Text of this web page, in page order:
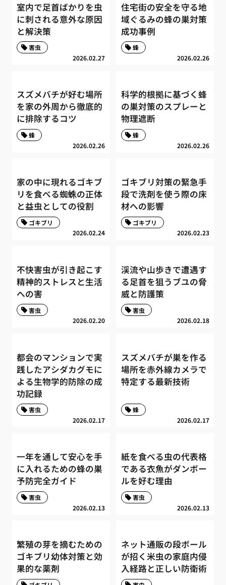
室内で足首ばかりを虫
に刺される意外な原因
と解決策
2026.02.27
害虫
住宅街の安全を守る地
域ぐるみの蜂の巣対策
成功事例
2026.02.26
蜂
スズメバチが好む場所
を家の外周から徹底的
に排除するコツ
2026.02.26
蜂
科学的根拠に基づく蜂
の巣対策のスプレーと
物理遮断
2026.02.26
蜂
家の中に現れるゴキブ
リを食べる蜘蛛の正体
と益虫としての役割
2026.02.24
ゴキブリ
ゴキブリ対策の緊急手
段で洗剤を使う際の床
材への影響
2026.02.23
ゴキブリ
不快害虫が引き起こす
精神的ストレスと生活
への害
2026.02.20
害虫
渓流や山歩きで遭遇す
る足首を狙うブユの脅
威と防護策
2026.02.18
害虫
都会のマンションで実
践したアシダカグモに
よる生物学的防除の成
功記録
2026.02.17
害虫
スズメバチが巣を作る
場所を赤外線カメラで
特定する最新技術
2026.02.17
蜂
一年を通して安心を手
に入れるための蜂の巣
予防完全ガイド
2026.02.13
害虫
紙を食べる虫の代表格
である衣魚がダンボー
ルを好む理由
2026.02.13
害虫
繁殖の芽を摘むための
ゴキブリ幼体対策と効
果的な薬剤
ネット通販の段ボール
が招く米虫の家庭内侵
入経路と正しい防衛術